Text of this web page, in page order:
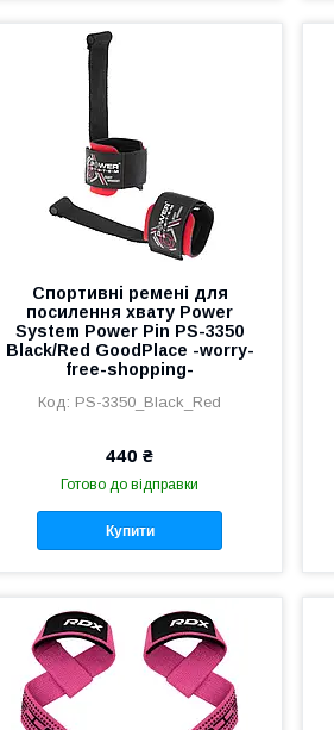
Спортивні ремені для
посилення хвату Power
System Power Pin PS-3350
Black/Red GoodPlace -worry-
free-shopping-
PS-3350_Black_Red
440 ₴
Готово до відправки
Купити